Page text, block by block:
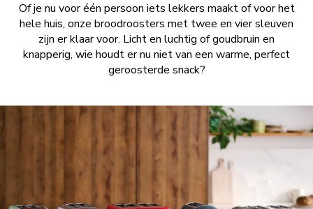
Of je nu voor één persoon iets lekkers maakt of voor het
hele huis, onze broodroosters met twee en vier sleuven
zijn er klaar voor. Licht en luchtig of goudbruin en
knapperig, wie houdt er nu niet van een warme, perfect
geroosterde snack?